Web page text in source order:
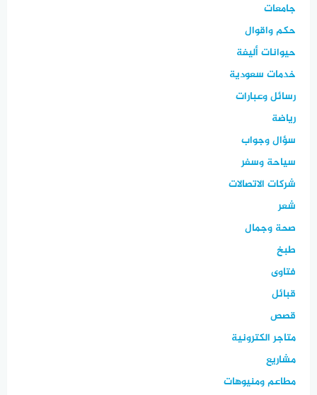
جامعات
حكم واقوال
حيوانات أليفة
خدمات سعودية
رسائل وعبارات
رياضة
سؤال وجواب
سياحة وسفر
شركات الاتصالات
شعر
صحة وجمال
طبخ
فتاوى
قبائل
قصص
متاجر الكترونية
مشاريع
مطاعم ومنيوهات